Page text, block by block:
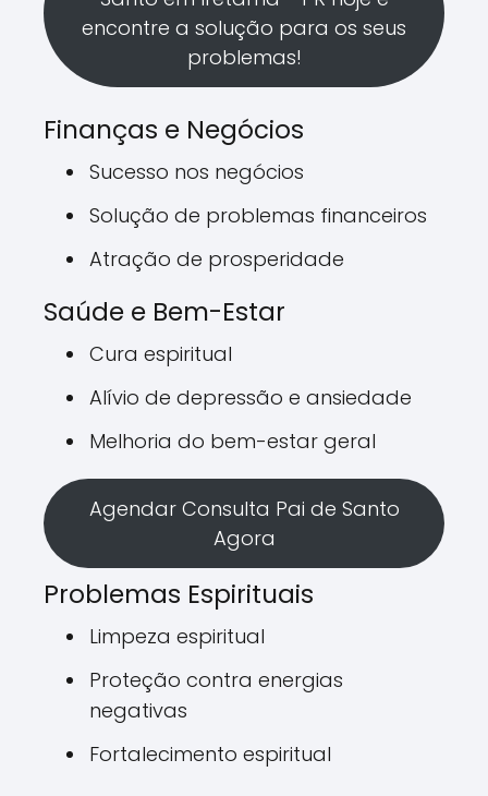
encontre a solução para os seus
problemas!
Finanças e Negócios
Sucesso nos negócios
Solução de problemas financeiros
Atração de prosperidade
Saúde e Bem-Estar
Cura espiritual
Alívio de depressão e ansiedade
Melhoria do bem-estar geral
Agendar Consulta Pai de Santo
Agora
Problemas Espirituais
Limpeza espiritual
Proteção contra energias
negativas
Fortalecimento espiritual